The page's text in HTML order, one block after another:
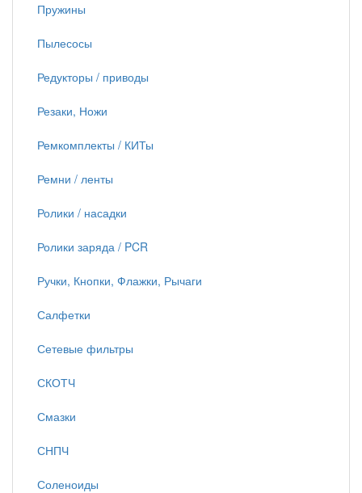
Пружины
Пылесосы
Редукторы / приводы
Резаки, Ножи
Ремкомплекты / КИТы
Ремни / ленты
Ролики / насадки
Ролики заряда / PCR
Ручки, Кнопки, Флажки, Рычаги
Салфетки
Сетевые фильтры
СКОТЧ
Смазки
СНПЧ
Соленоиды